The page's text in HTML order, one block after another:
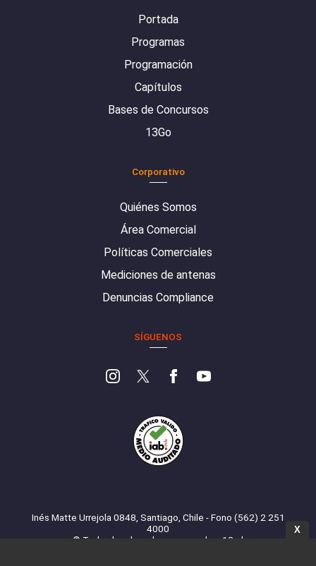
Portada
Programas
Programación
Capítulos
Bases de Concursos
13Go
Corporativo
Quiénes Somos
Área Comercial
Políticas Comerciales
Mediciones de antenas
Denuncias Compliance
SÍGUENOS
Inés Matte Urrejola 0848, Santiago, Chile - Fono (562) 2 251
4000
© Todos los derechos reservados. 13.cl
X